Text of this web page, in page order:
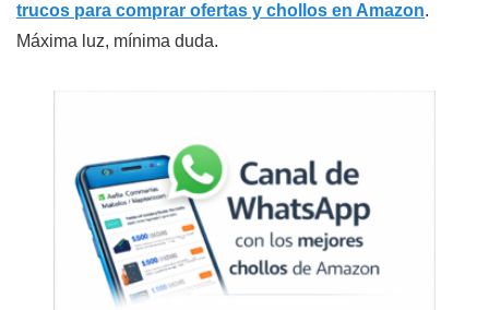
trucos para comprar ofertas y chollos en Amazon.
Máxima luz, mínima duda.